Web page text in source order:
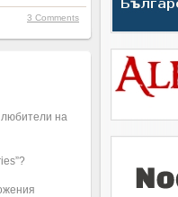
3 Comments
любители на